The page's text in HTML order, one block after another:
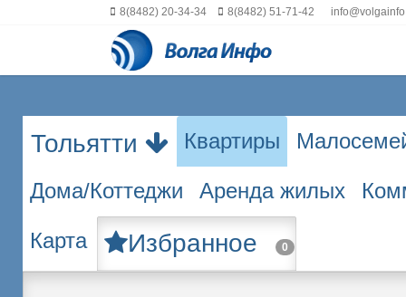
8(8482) 20-34-34 8(8482) 51-71-42
Тольятти Квартиры
Дома/Коттеджи Аренда жилых
Карта Избранное 0